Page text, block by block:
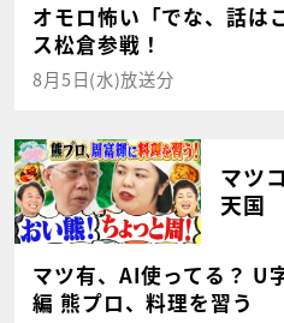
オモロ怖い「でな、話は
ス松倉参戦！
8月5日(水)放送分
マツ
天国
マツ有、AI使ってる？ U
編 熊プロ、料理を習う